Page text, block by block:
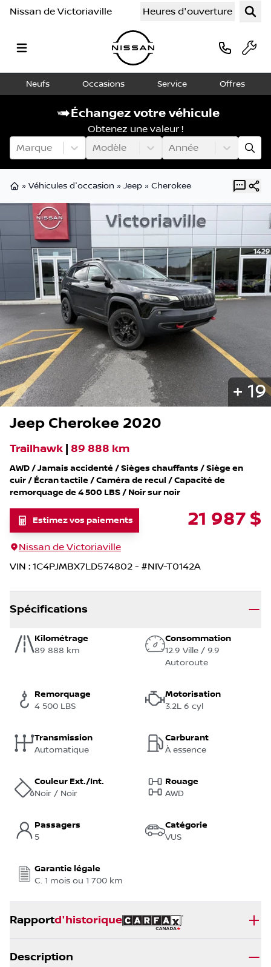
Nissan de Victoriaville Heures d'ouverture
Neufs Occasions Service Offres
Échangez votre véhicule
Obtenez une valeur !
Marque
Modèle Année
» Véhicules d'occasion » Jeep » Cherokee
+ 19
Jeep Cherokee 2020
Trailhawk | 89 888 km
AWD / Jamais accidenté / Sièges chauffants / Siège en
cuir / Écran tactile / Caméra de recul / Capacité de
remorquage de 4 500 LBS / Noir sur noir
21 987$
Estimez vos paiements
Nissan de Victoriaville
VIN : 1C4PJMBX7LD574802 - #NIV-T0142A
Spécifications
Kilométrage
89 888 km
Consommation
12.9 Ville / 9.9
Autoroute
Remorquage
4 500 LBS
Motorisation
3.2L 6 cyl
Transmission
Automatique
Carburant
À essence
Couleur Ext./Int.
Noir / Noir
Rouage
AWD
Passagers
5
Catégorie
VUS
Garantie légale
C. 1 mois ou 1 700 km
Rapportd'historique
Description